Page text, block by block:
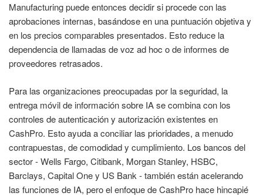
Manufacturing puede entonces decidir si procede con las
aprobaciones internas, basándose en una puntuación objetiva y
en los precios comparables presentados. Esto reduce la
dependencia de llamadas de voz ad hoc o de informes de
proveedores retrasados.
Para las organizaciones preocupadas por la seguridad, la
entrega móvil de información sobre IA se combina con los
controles de autenticación y autorización existentes en
CashPro. Esto ayuda a conciliar las prioridades, a menudo
contrapuestas, de comodidad y cumplimiento. Los bancos del
sector - Wells Fargo, Citibank, Morgan Stanley, HSBC,
Barclays, Capital One y US Bank - también están acelerando
las funciones de IA, pero el enfoque de CashPro hace hincapié